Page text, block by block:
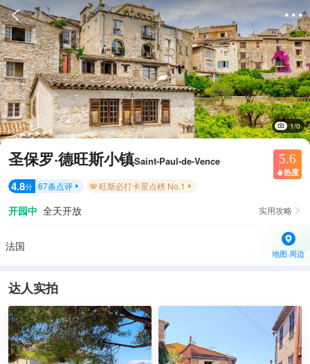
 
1/0
圣保罗·德旺斯小镇Saint-Paul-de-Vence 5.6
 热度
4.8分 67条点评  旺斯必打卡景点榜 No.1 
开园中 全天开放 实用攻略 
法国
地图·周边
达人实拍